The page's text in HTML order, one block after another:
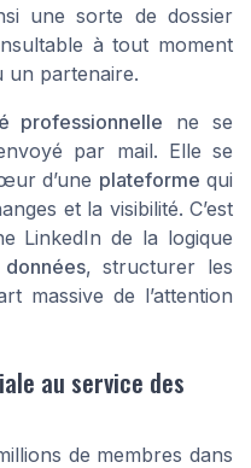
une sorte de dossier
à tout moment
partenaire.
professionnelle ne se
par mail. Elle se
d’une plateforme qui
et la visibilité. C’est
LinkedIn de la logique
données, structurer les
massive de l’attention
au service des
de membres dans